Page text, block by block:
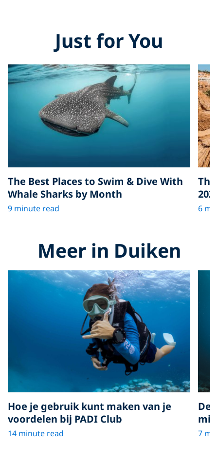
Just for You
The Best Places to Swim & Dive With
Whale Sharks by Month
9 minute read 6
Meer in Duiken
Hoe je gebruik kunt maken van je
voordelen bij PADI Club
14 minute read
De
7